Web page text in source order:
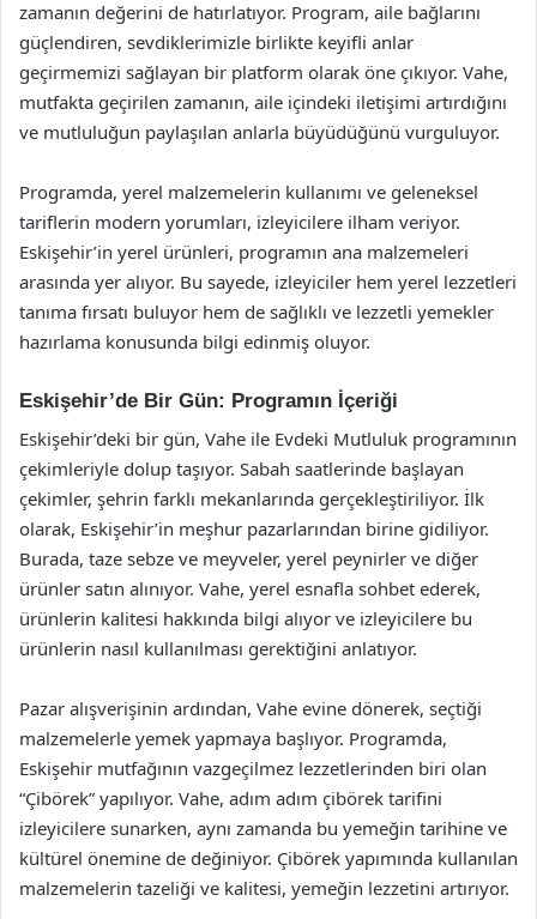
zamanın değerini de hatırlatıyor. Program, aile bağlarını
güçlendiren, sevdiklerimizle birlikte keyifli anlar
geçirmemizi sağlayan bir platform olarak öne çıkıyor. Vahe,
mutfakta geçirilen zamanın, aile içindeki iletişimi artırdığını
ve mutluluğun paylaşılan anlarla büyüdüğünü vurguluyor.
Programda, yerel malzemelerin kullanımı ve geleneksel
tariflerin modern yorumları, izleyicilere ilham veriyor.
Eskişehir’in yerel ürünleri, programın ana malzemeleri
arasında yer alıyor. Bu sayede, izleyiciler hem yerel lezzetleri
tanıma fırsatı buluyor hem de sağlıklı ve lezzetli yemekler
hazırlama konusunda bilgi edinmiş oluyor.
Eskişehir’de Bir Gün: Programın İçeriği
Eskişehir’deki bir gün, Vahe ile Evdeki Mutluluk programının
çekimleriyle dolup taşıyor. Sabah saatlerinde başlayan
çekimler, şehrin farklı mekanlarında gerçekleştiriliyor. İlk
olarak, Eskişehir’in meşhur pazarlarından birine gidiliyor.
Burada, taze sebze ve meyveler, yerel peynirler ve diğer
ürünler satın alınıyor. Vahe, yerel esnafla sohbet ederek,
ürünlerin kalitesi hakkında bilgi alıyor ve izleyicilere bu
ürünlerin nasıl kullanılması gerektiğini anlatıyor.
Pazar alışverişinin ardından, Vahe evine dönerek, seçtiği
malzemelerle yemek yapmaya başlıyor. Programda,
Eskişehir mutfağının vazgeçilmez lezzetlerinden biri olan
“Çibörek” yapılıyor. Vahe, adım adım çibörek tarifini
izleyicilere sunarken, aynı zamanda bu yemeğin tarihine ve
kültürel önemine de değiniyor. Çibörek yapımında kullanılan
malzemelerin tazeliği ve kalitesi, yemeğin lezzetini artırıyor.